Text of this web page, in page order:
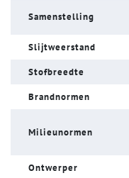
Samenstelling
Slijtweerstand
Stofbreedte
Brandnormen
Milieunormen
Ontwerper